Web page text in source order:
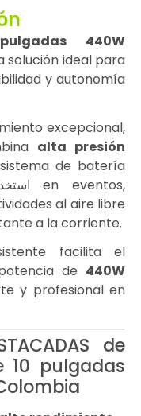
440W
solución ideal para
y autonomía
excepcional,
alta presión
de batería
al aire libre
a la corriente.
facilita el
de 440W
y profesional en
de
10 pulgadas